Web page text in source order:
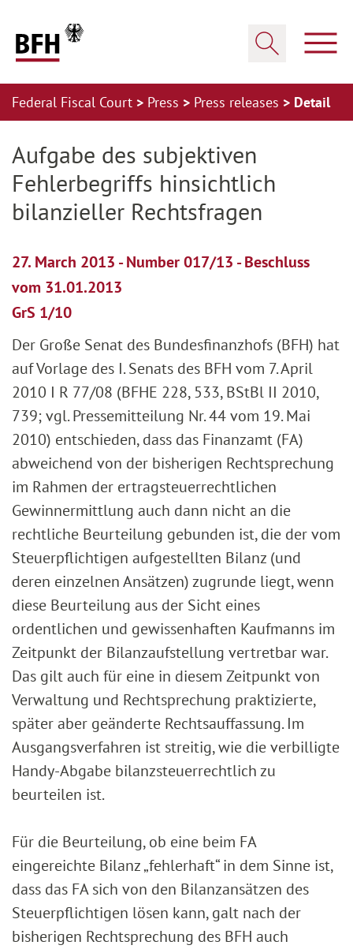
Federal Fiscal Court Press Press releases Detail
Aufgabe des subjektiven
Fehlerbegriffs hinsichtlich
bilanzieller Rechtsfragen
27. March 2013 - Number 017/13 - Beschluss
vom 31.01.2013
GrS 1/10
Der Große Senat des Bundesfinanzhofs (BFH) hat
auf Vorlage des I. Senats des BFH vom 7. April
2010 I R 77/08 (BFHE 228, 533, BStBl II 2010,
739; vgl. Pressemitteilung Nr. 44 vom 19. Mai
2010) entschieden, dass das Finanzamt (FA)
abweichend von der bisherigen Rechtsprechung
im Rahmen der ertragsteuerrechtlichen
Gewinnermittlung auch dann nicht an die
rechtliche Beurteilung gebunden ist, die der vom
Steuerpflichtigen aufgestellten Bilanz (und
deren einzelnen Ansätzen) zugrunde liegt, wenn
diese Beurteilung aus der Sicht eines
ordentlichen und gewissenhaften Kaufmanns im
Zeitpunkt der Bilanzaufstellung vertretbar war.
Das gilt auch für eine in diesem Zeitpunkt von
Verwaltung und Rechtsprechung praktizierte,
später aber geänderte Rechtsauffassung. Im
Ausgangsverfahren ist streitig, wie die verbilligte
Handy-Abgabe bilanzsteuerrechtlich zu
beurteilen ist.
Für die Beurteilung, ob eine beim FA
eingereichte Bilanz „fehlerhaft“ in dem Sinne ist,
dass das FA sich von den Bilanzansätzen des
Steuerpflichtigen lösen kann, galt nach der
bisherigen Rechtsprechung des BFH auch